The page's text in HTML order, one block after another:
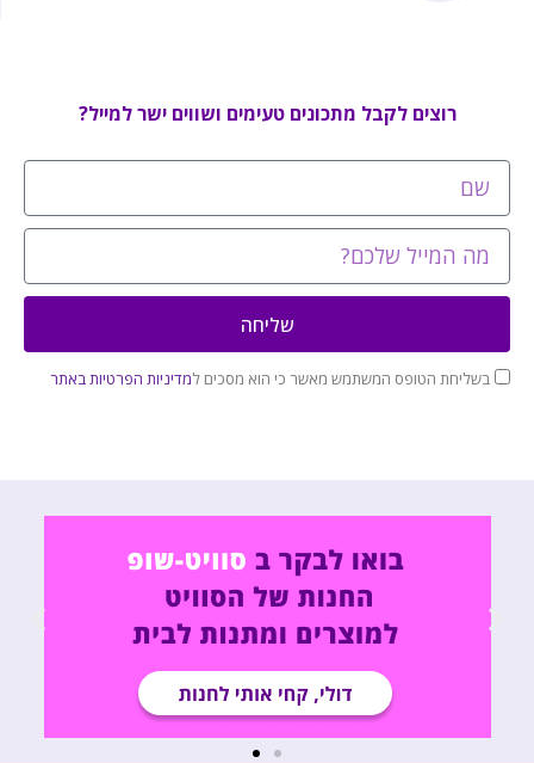
רוצים לקבל מתכונים טעימים ושווים ישר למייל?
בשליחת הטופס המשתמש מאשר כי הוא מסכים למדיניות הפרטיות באתר
שליחה